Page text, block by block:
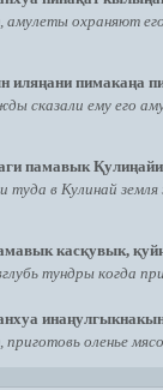
амулеты охраняют
иляңани пимакаңа
сказали ему его
памавык
туда в Кулинай
касқувык,
тундры когда
приготовь оленье